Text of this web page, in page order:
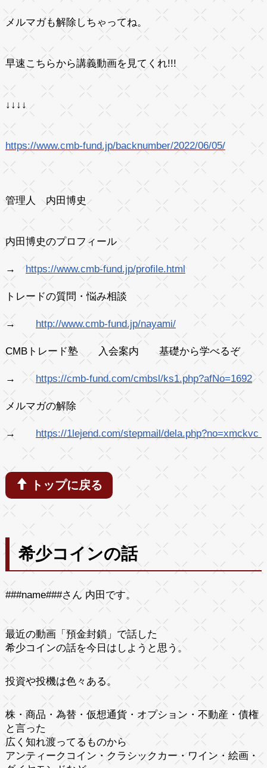
メルマガも解除しちゃってね。
早速こちらから講義動画を見てくれ!!!
↓↓↓↓
https://www.cmb-fund.jp/backnumber/2022/06/05/
管理人 内田博史
内田博史のプロフィール
→https://www.cmb-fund.jp/profile.html
トレードの質問・悩み相談
→ http://www.cmb-fund.jp/nayami/
CMBトレード塾 入会案内 基礎から学べるぞ
→ https://cmb-fund.com/cmbsl/ks1.php?afNo=1692
メルマガの解除
→ https://1lejend.com/stepmail/dela.php?no=xmckvc
トップに戻る
希少コインの話
###name###さん 内田です。
最近の動画「預金封鎖」で話した
希少コインの話を今日はしようと思う。
投資や投機は色々ある。
株・商品・為替・仮想通貨・オプション・不動産・債権
と言った
広く知れ渡ってるものから
アンティークコイン・クラシックカー・ワイン・絵画・